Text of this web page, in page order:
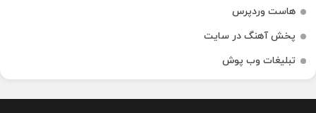
هاست وردپرس
پخش آهنگ در سایت
تبلیغات وب پوش